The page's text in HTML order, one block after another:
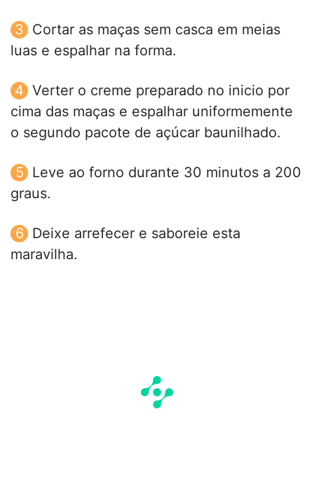
Cortar as maças sem casca em meias
luas e espalhar na forma.
Verter o creme preparado no inicio por
cima das maças e espalhar uniformemente
o segundo pacote de açúcar baunilhado.
Leve ao forno durante 30 minutos a 200
graus.
Deixe arrefecer e saboreie esta
maravilha.